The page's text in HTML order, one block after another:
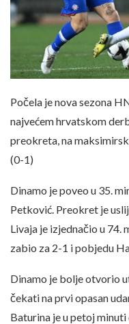
Počela je nova sezona
najvećem hrvatskom
preokreta, na
(0-1)
Dinamo je poveo u 35.
Petković. Preokret je
Livaja je izjednačio u 74.
zabio za 2-1 i pobjedu
Dinamo je bolje otvorio
čekati na prvi opasan
Baturina je u petoj